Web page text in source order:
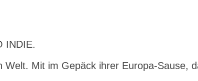
INDIE.
Mit im Gepäck ihrer Europa-Sause,